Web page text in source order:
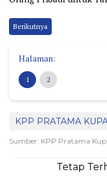
Berikutnya
Halaman:
1 2
KPP PRATAMA
Sumber: KPP Pratama
Tetap